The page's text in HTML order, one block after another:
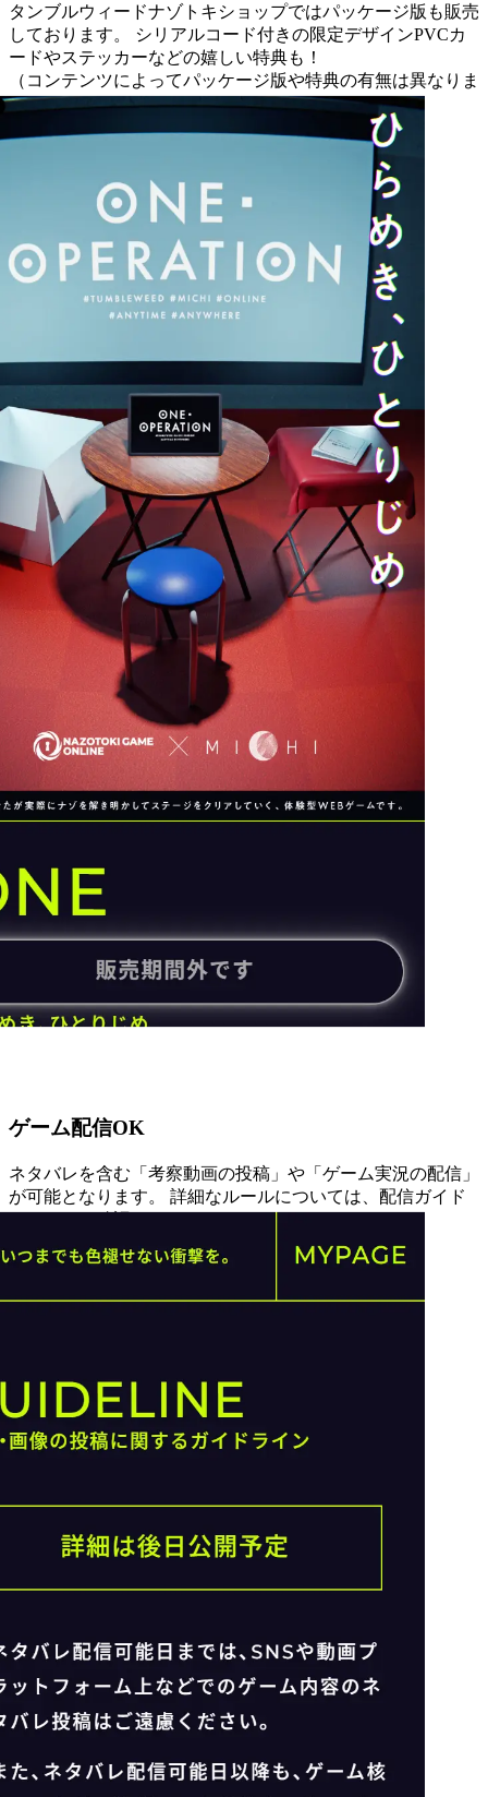
タンブルウィードナゾトキショップではパッケージ版も販売
しております。 シリアルコード付きの限定デザインPVCカ
ードやステッカーなどの嬉しい特典も！
（コンテンツによってパッケージ版や特典の有無は異なりま
す。）
コンテンツを購入する
ゲーム配信OK
ネタバレを含む「考察動画の投稿」や「ゲーム実況の配信」
が可能となります。 詳細なルールについては、配信ガイド
ガイドラインを確認する